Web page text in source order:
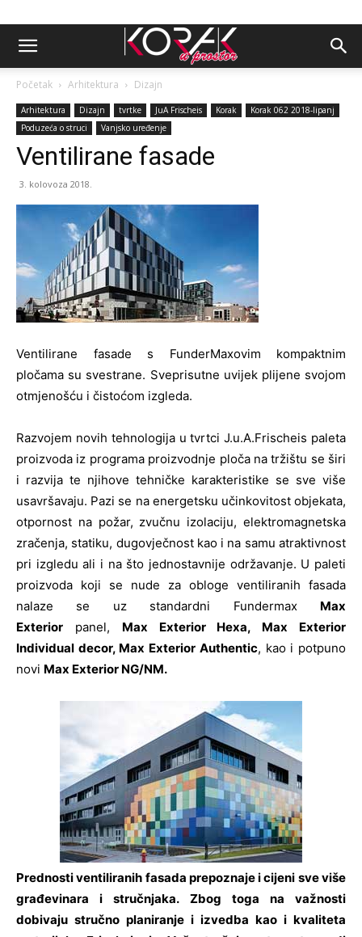
Početak Arhitektura Dizajn
Arhitektura Dizajn tvrtke JuA Frischeis Korak
Korak 062 2018-lipanj
Poduzeća o struci
Vanjsko uređenje
Ventilirane fasade
3. kolovoza 2018.
Ventilirane fasade s FunderMaxovim kompaktnim
pločama su svestrane. Sveprisutne uvijek plijene svojom
otmjenošću i čistoćom izgleda.
Razvojem novih tehnologija u tvrtci J.u.A.Frischeis paleta
proizvoda iz programa proizvodnje ploča na tržištu se širi
i razvija te njihove tehničke karakteristike se sve više
usavršavaju. Pazi se na energetsku učinkovitost objekata,
otpornost na požar, zvučnu izolaciju, elektromagnetska
zračenja, statiku, dugovječnost kao i na samu atraktivnost
pri izgledu ali i na što jednostavnije održavanje. U paleti
proizvoda koji se nude za obloge ventiliranih fasada
nalaze se uz standardni Fundermax Max
Exterior panel, Max Exterior Hexa, Max Exterior
Individual decor, Max Exterior Authentic, kao i potpuno
novi Max Exterior NG/NM.
Prednosti ventiliranih fasada prepoznaje i cijeni sve više
građevinara i stručnjaka. Zbog toga na važnosti
dobivaju stručno planiranje i izvedba kao i kvaliteta